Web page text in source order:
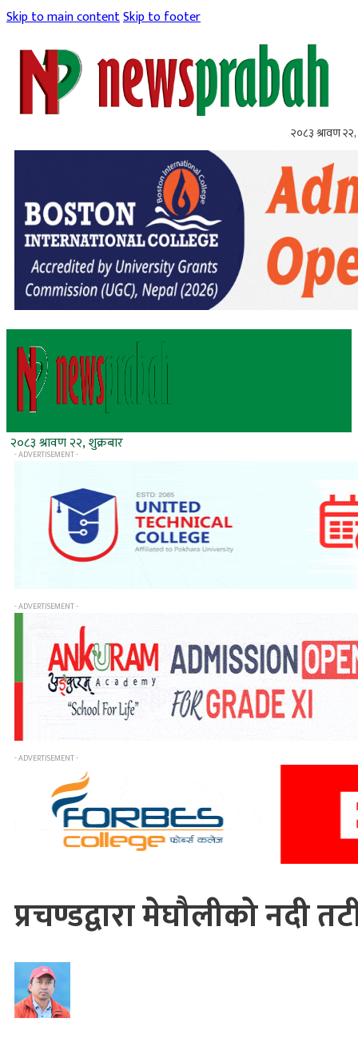
Skip to main contentSkip to footer
२०८३ श्रावण २२,
२०८३ श्रावण २२, शुक्रबार
- ADVERTISEMENT -
- ADVERTISEMENT -
- ADVERTISEMENT -
प्रचण्डद्वारा मेघौलीको नदी